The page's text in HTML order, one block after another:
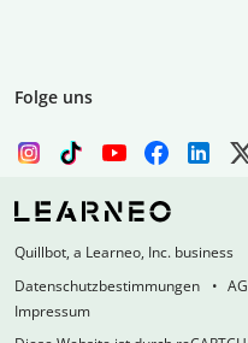
Folge uns
Quillbot, a Learneo, Inc. business
Datenschutzbestimmungen
Impressum